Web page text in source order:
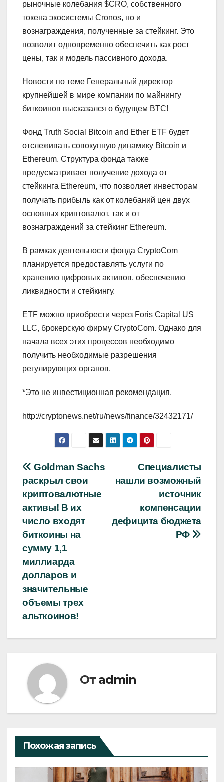
рыночные колебания $CRO, собственного
токена экосистемы Cronos, но и
вознаграждения, полученные за стейкинг. Это
позволит одновременно обеспечить как рост
цены, так и модель пассивного дохода.
Новости по теме Генеральный директор
крупнейшей в мире компании по майнингу
биткоинов высказался о будущем BTC!
Фонд Truth Social Bitcoin and Ether ETF будет
отслеживать совокупную динамику Bitcoin и
Ethereum. Структура фонда также
предусматривает получение дохода от
стейкинга Ethereum, что позволяет инвесторам
получать прибыль как от колебаний цен двух
основных криптовалют, так и от
вознаграждений за стейкинг Ethereum.
В рамках деятельности фонда CryptoCom
планируется предоставлять услуги по
хранению цифровых активов, обеспечению
ликвидности и стейкингу.
ETF можно приобрести через Foris Capital US
LLC, брокерскую фирму CryptoCom. Однако для
начала всех этих процессов необходимо
получить необходимые разрешения
регулирующих органов.
*Это не инвестиционная рекомендация.
http://cryptonews.net/ru/news/finance/32432171/
Навигация
по
записям
Специалисты
нашли возможный
источник
компенсации
дефицита бюджета
РФ
Goldman Sachs
раскрыл свои
криптовалютные
активы! В их
число входят
биткоины на
сумму 1,1
миллиарда
долларов и
значительные
объемы трех
альткоинов!
От admin
Похожая запись